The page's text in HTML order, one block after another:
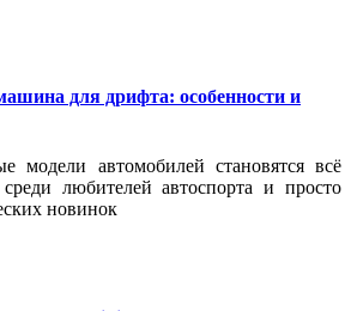
для дрифта: особенности и
модели автомобилей становятся всё
любителей автоспорта и просто
новинок